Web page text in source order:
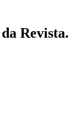
Revista.